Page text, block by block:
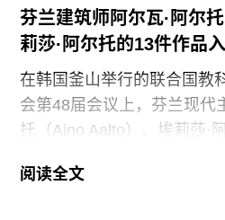
芬兰建筑师阿尔瓦·阿尔
莉莎·阿尔托的13件作品
在韩国釜山举行的联合国教
会第48届会议上，芬兰现代
托（Aino Aalto）、埃莉莎·
列入世界遗产名录。这组统
阅读全文